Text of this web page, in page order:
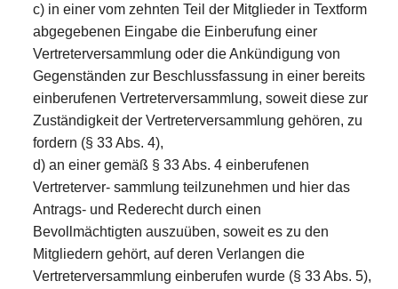
c) in einer vom zehnten Teil der Mitglieder in Textform
abgegebenen Eingabe die Einberufung einer
Vertreterversammlung oder die Ankündigung von
Gegenständen zur Beschlussfassung in einer bereits
einberufenen Vertreterversammlung, soweit diese zur
Zuständigkeit der Vertreterversammlung gehören, zu
fordern (§ 33 Abs. 4),
d) an einer gemäß § 33 Abs. 4 einberufenen
Vertreterver- sammlung teilzunehmen und hier das
Antrags- und Rederecht durch einen
Bevollmächtigten auszuüben, soweit es zu den
Mitgliedern gehört, auf deren Verlangen die
Vertreterversammlung einberufen wurde (§ 33 Abs. 5),